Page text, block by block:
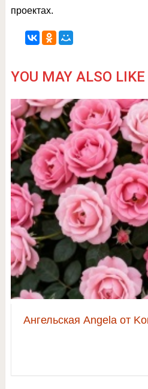
проектах.
YOU MAY ALSO LIKE
Ангельская Angela от